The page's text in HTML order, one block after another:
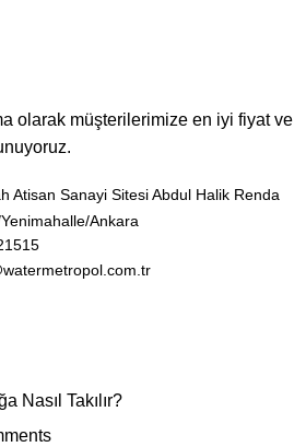
olarak müşterilerimize en iyi fiyat ve
Atisan Sanayi Sitesi Abdul Halik Renda
Ankara
Nasıl Takılır?